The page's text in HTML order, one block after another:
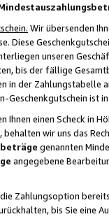
Wir übersenden
Diese
unseren
bis der fällige
in der
Geschenkgutschein ist
Ihnen einen Scheck in
wir uns das
genannten
angegebene
Zahlungsoption
bis Sie